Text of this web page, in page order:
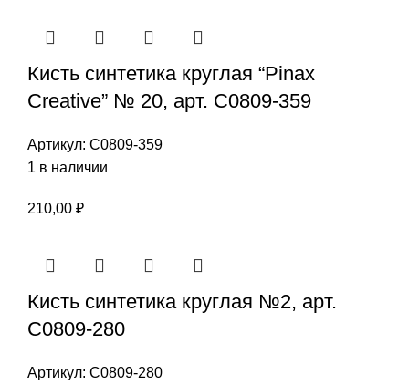
101,00 ₽.
Кисть синтетика круглая “Pinax
Creative” № 20, арт. С0809-359
Артикул: С0809-359
1 в наличии
210,00 ₽
Кисть синтетика круглая №2, арт.
С0809-280
Артикул: С0809-280